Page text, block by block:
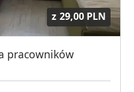
z 29,00 PLN
pracowników